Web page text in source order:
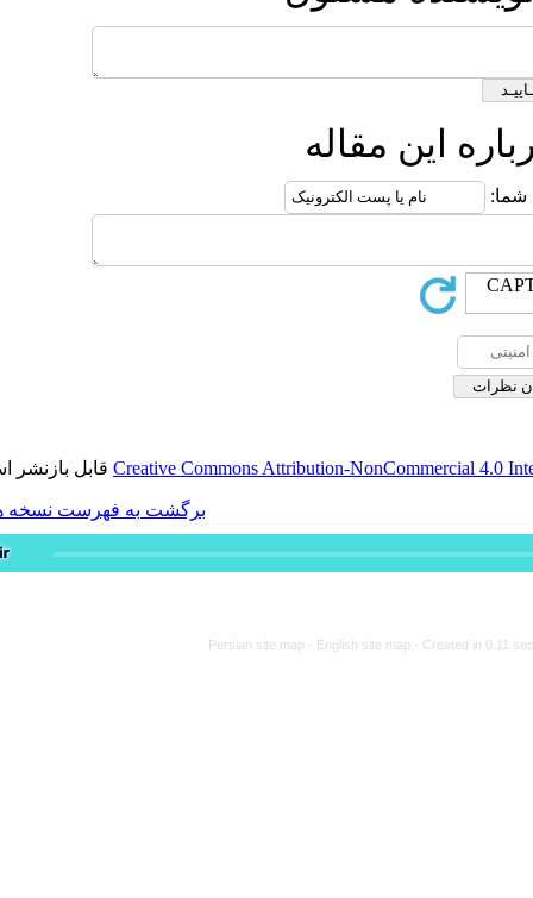
Creative Commonsقابل بازنشر است.
برگشت به فهرست نسخه ها
Persian site map -